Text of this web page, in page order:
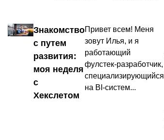
Знакомство
с путем
развития:
моя неделя
с
Хекслетом
Привет всем! Меня
зовут Илья, и я
работающий
фулстек-разработчик,
специализирующийся
на BI-систем...